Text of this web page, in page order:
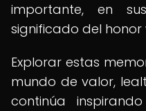
importante, en
significado del honor
Explorar estas
mundo de valor,
continúa